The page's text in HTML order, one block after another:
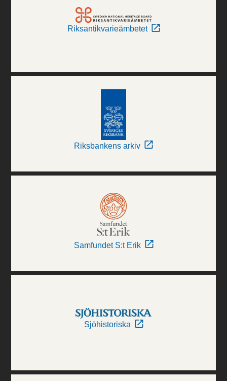
Riksantikvarieämbetet
Riksbankens arkiv
Samfundet S:t Erik
Sjöhistoriska